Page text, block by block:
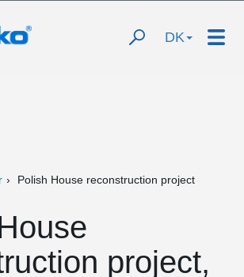
DK
Polish House reconstruction project
project,